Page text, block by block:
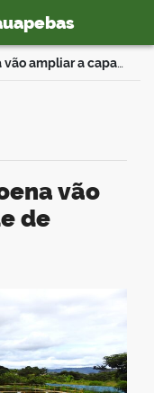
Melhorias na ETE Apoena vão ampliar a capacidade de tratamento
de